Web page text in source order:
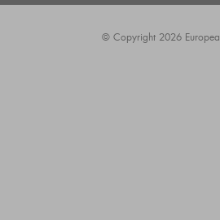
© Copyright 2026